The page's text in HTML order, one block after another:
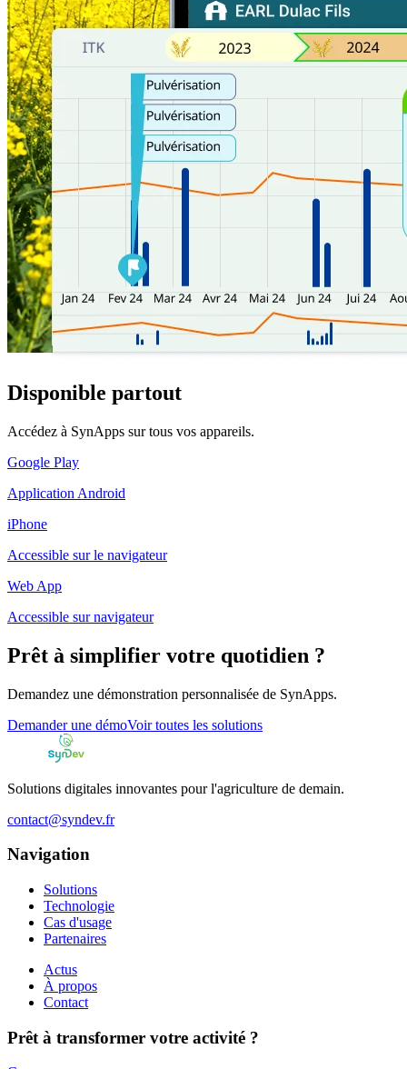
Disponible partout
Accédez à SynApps sur tous vos appareils.
Google Play
Application Android
iPhone
Accessible sur le navigateur
Web App
Accessible sur navigateur
Prêt à simplifier votre quotidien ?
Demandez une démonstration personnalisée de SynApps.
Demander une démoVoir toutes les solutions
Solutions digitales innovantes pour l'agriculture de demain.
contact@syndev.fr
Navigation
Solutions
Technologie
Cas d'usage
Partenaires
Actus
À propos
Contact
Prêt à transformer votre activité ?